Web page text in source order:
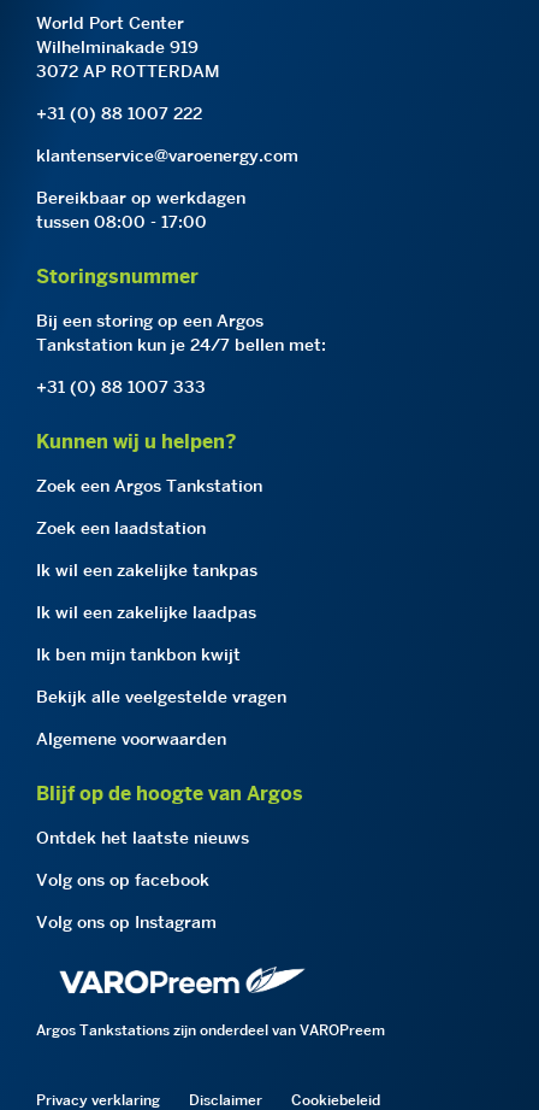
World Port Center
Wilhelminakade 919
3072 AP ROTTERDAM
+31 (0) 88 1007 222
klantenservice@varoenergy.com
Bereikbaar op werkdagen
tussen 08:00 - 17:00
Storingsnummer
Bij een storing op een Argos
Tankstation kun je 24/7 bellen met:
+31 (0) 88 1007 333
Kunnen wij u helpen?
Zoek een Argos Tankstation
Zoek een laadstation
Ik wil een zakelijke tankpas
Ik wil een zakelijke laadpas
Ik ben mijn tankbon kwijt
Bekijk alle veelgestelde vragen
Algemene voorwaarden
Blijf op de hoogte van Argos
Ontdek het laatste nieuws
Volg ons op facebook
Volg ons op Instagram
Argos Tankstations zijn onderdeel van VAROPreem
Privacy verklaring Disclaimer Cookiebeleid